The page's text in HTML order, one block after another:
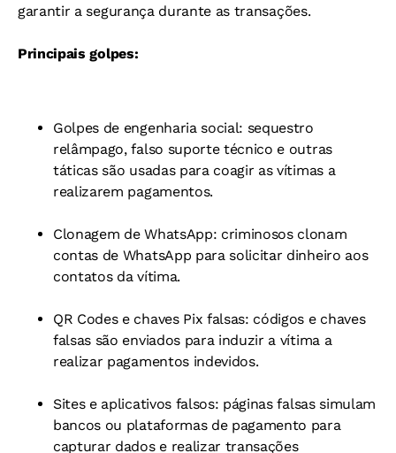
garantir a segurança durante as transações.
Principais golpes:
Golpes de engenharia social: sequestro
relâmpago, falso suporte técnico e outras
táticas são usadas para coagir as vítimas a
realizarem pagamentos.
Clonagem de WhatsApp: criminosos clonam
contas de WhatsApp para solicitar dinheiro aos
contatos da vítima.
QR Codes e chaves Pix falsas: códigos e chaves
falsas são enviados para induzir a vítima a
realizar pagamentos indevidos.
Sites e aplicativos falsos: páginas falsas simulam
bancos ou plataformas de pagamento para
capturar dados e realizar transações